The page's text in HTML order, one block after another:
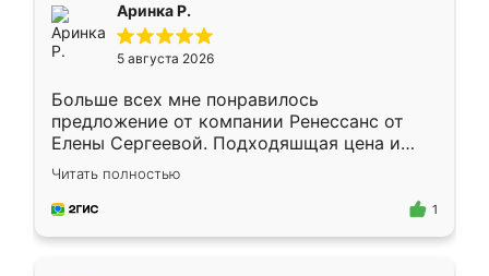
Аринка Р.
5 августа 2026
Больше всех мне понравилось
предложение от компании Ренессанс от
Елены Сергеевой. Подходяшщая цена и
короткие сроки изготовления. Приехавший
для замера сотрудник Владислав
предложил по моему эскизу самый
Читать полностью
1